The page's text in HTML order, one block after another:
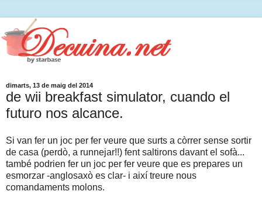
dimarts, 13 de maig del 2014
de wii breakfast simulator, cuando el
futuro nos alcance.
Si van fer un joc per fer veure que surts a còrrer sense sortir
de casa (perdò, a runnejar!!) fent saltirons davant el sofà...
també podrien fer un joc per fer veure que es prepares un
esmorzar -anglosaxò es clar- i així treure nous
comandaments molons.